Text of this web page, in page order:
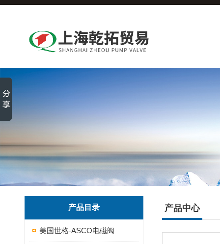
产品目录
美国世格-ASCO电磁阀
产品中心